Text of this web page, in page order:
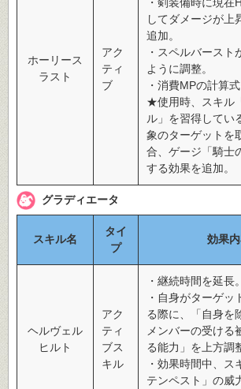
ホーリース
ラスト
アク
ティ
ブ
してダメージが上
追加。
・スペルバースト
ように調整。
・消費MPの計算式
★使用時、スキル
ル」を習得してい
象のターゲットを
合、ゲージ「騎士
する効果を追加。
グラディエータ
スキル名
タイ
プ
効果
ヘルヴェル
ヒルト
アク
ティ
ブス
キル
・継続時間を延長。
・自身がターゲッ
る際に、「自身を
メンバーの受ける
る能力」を上方調
・効果時間中、ス
テンペスト」の威